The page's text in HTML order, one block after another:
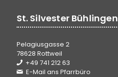
St. Silvester Bühlingen
Pelagiusgasse 2
78628 Rottweil
+49 741 212 63
E-Mail ans Pfarrbüro